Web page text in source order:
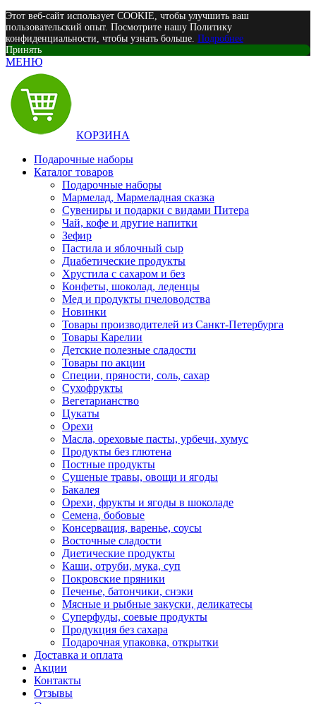
Этот веб-сайт использует COOKIE, чтобы улучшить ваш
пользовательский опыт. Посмотрите нашу Политику
конфиденциальности, чтобы узнать больше. Подробнее
Принять
МЕНЮ
КОРЗИНА
Подарочные наборы
Каталог товаров
Подарочные наборы
Мармелад, Мармеладная сказка
Сувениры и подарки с видами Питера
Чай, кофе и другие напитки
Зефир
Пастила и яблочный сыр
Диабетические продукты
Хрустила с сахаром и без
Конфеты, шоколад, леденцы
Мед и продукты пчеловодства
Новинки
Товары производителей из Санкт-Петербурга
Товары Карелии
Детские полезные сладости
Товары по акции
Специи, пряности, соль, сахар
Сухофрукты
Вегетарианство
Цукаты
Орехи
Масла, ореховые пасты, урбечи, хумус
Продукты без глютена
Постные продукты
Сушеные травы, овощи и ягоды
Бакалея
Орехи, фрукты и ягоды в шоколаде
Семена, бобовые
Консервация, варенье, соусы
Восточные сладости
Диетические продукты
Каши, отруби, мука, суп
Покровские пряники
Печенье, батончики, снэки
Мясные и рыбные закуски, деликатесы
Суперфуды, соевые продукты
Продукция без сахара
Подарочная упаковка, открытки
Доставка и оплата
Акции
Контакты
Отзывы